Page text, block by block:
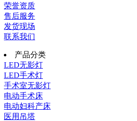
荣誉资质
售后服务
发货现场
联系我们
产品分类
LED无影灯
LED手术灯
手术室无影灯
电动手术床
电动妇科产床
医用吊塔